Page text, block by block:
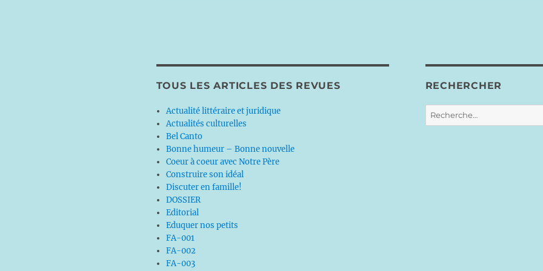
TOUS LES ARTICLES DES REVUES
Actualité littéraire et juridique
Actualités culturelles
Bel Canto
Bonne humeur – Bonne nouvelle
Coeur à coeur avec Notre Père
Construire son idéal
Discuter en famille!
DOSSIER
Editorial
Eduquer nos petits
FA-001
FA-002
FA-003
RECHERCHER
Recherche
pour :